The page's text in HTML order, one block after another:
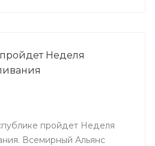
Неделя
пройдет Неделя
Всемирный Альянс